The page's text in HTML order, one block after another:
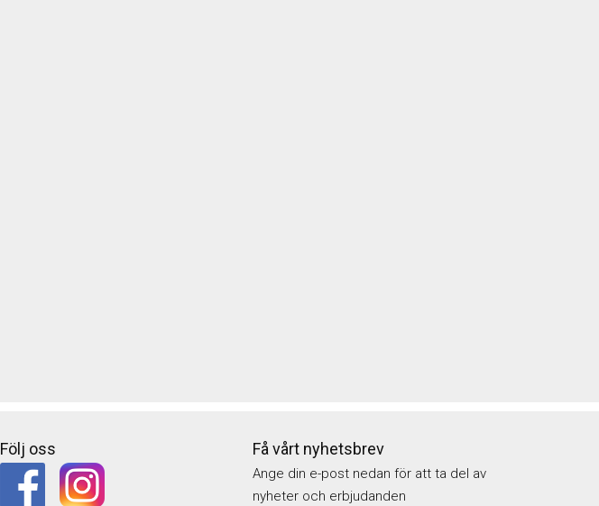
Följ oss Få vårt nyhetsbrev
Ange din e-post nedan för att ta del av
nyheter och erbjudanden